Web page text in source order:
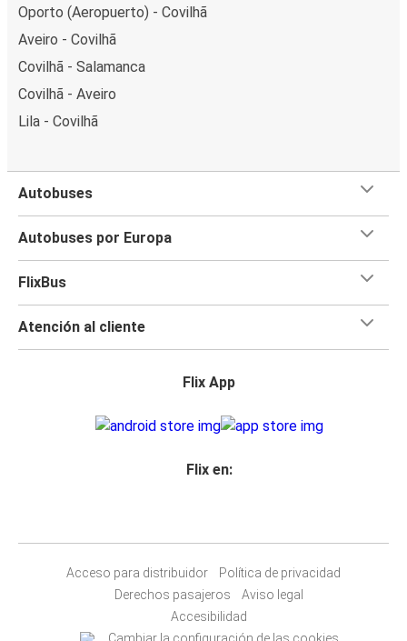
Oporto (Aeropuerto) - Covilhã
Aveiro - Covilhã
Covilhã - Salamanca
Covilhã - Aveiro
Lila - Covilhã
Autobuses
Autobuses por Europa
FlixBus
Atención al cliente
Flix App
Flix en:
Acceso para distribuidor
Política de privacidad
Derechos pasajeros
Aviso legal
Accesibilidad
Cambiar la configuración de las cookies